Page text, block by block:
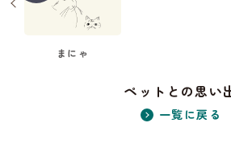
まにゃ
ペットとの思い
一覧に戻る